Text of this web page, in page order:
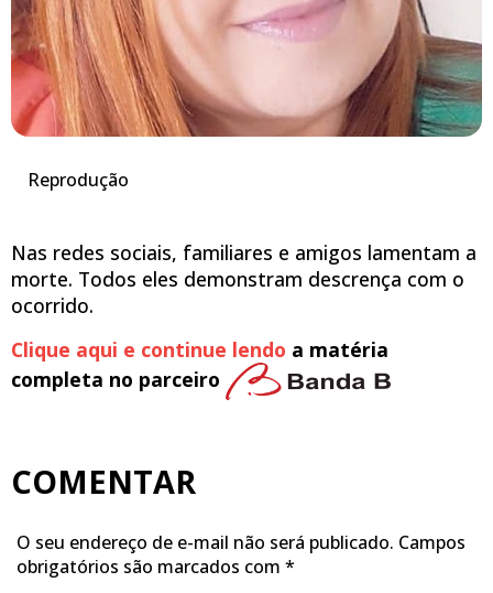
Reprodução
Nas redes sociais, familiares e amigos lamentam a
morte. Todos eles demonstram descrença com o
ocorrido.
Clique aqui e continue lendo a matéria
completa no parceiro
COMENTAR
O seu endereço de e-mail não será publicado. Campos
obrigatórios são marcados com *